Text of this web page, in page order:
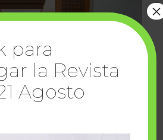
para
la Revista
Agosto
×